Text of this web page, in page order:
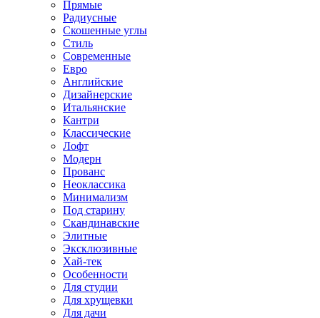
Прямые
Радиусные
Скошенные углы
Стиль
Современные
Евро
Английские
Дизайнерские
Итальянские
Кантри
Классические
Лофт
Модерн
Прованс
Неоклассика
Минимализм
Под старину
Скандинавские
Элитные
Эксклюзивные
Хай-тек
Особенности
Для студии
Для хрущевки
Для дачи